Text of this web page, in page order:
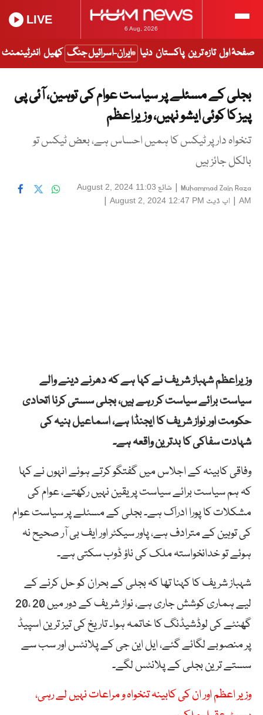
6 Aug, 2026
LIVE
صفحۂ اول تازہ ترین پاکستان دنیا ایران-اسرائیل جنگ کھیل انٹرٹینمنٹ
بجلی کے مسئلے پر سیاست عوام کی توہین، آئی پی
پیز کا کوئی ایشو نہیں، وزیراعظم
تنخواہ دار پر ٹیکس کا ہمیں احساس ہے، بعض ٹیکس تو
بالکل جائز ہیں
Muhammad Zain Raza
| شائع August 2, 2024 11:03
AM
| اپ ڈیٹ August 2, 2024 12:47 PM
|
وزیراعظم شہباز شریف نے کہا ہے کہ دھرنے دینے والے
سیاست برائے سیاست کر رہے ہیں، بجلی سستی کرنا اتحادی
حکومت اور نواز شریف کا ایجنڈا ہے، اسماعیل ہنیہ کی
شہادت سفاکی کا بدترین واقعہ ہے۔
وفاقی کابینہ کے اجلاس میں گفتگو کرتے ہوئے انہوں نے کہا
کہ ہم سیاست برائے سیاست پر یقین نہیں رکھتے، عوام کی
مشکلات کا پورا ادراک ہے۔ بجلی کے مسئلے پر سیاست عوام
کی توہین کے مترادف ہے، پاور سیکٹر اور ایف بی آر صحیح نہ
ہوئے تو خدانخواستہ ملک کی ناؤ ڈوب سکتی ہے۔
شہباز شریف کا کہنا تھا کہ بجلی کے بحران کو حل کرنے کے
لیے ہماری کوشش جاری ہے، نواز شریف کے دور میں 20 ،20
گھنٹے کی لوڈشیڈنگ کا خاتمہ ہوا۔ تاریخ کی تیز ترین اسپیڈ
پر منصوبے لگائے گئے، ایل این جی کے پلانٹس اور سب سے
سستے ترین بجلی کے پلانٹس لگے۔
وزیر اعظم اور ان کی کابینہ تنخواہ و مراعات نہیں لے رہی،